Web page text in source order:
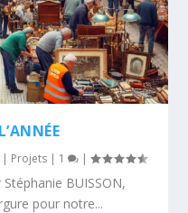
| Projets | 1 |
BUISSON,
pour notre...